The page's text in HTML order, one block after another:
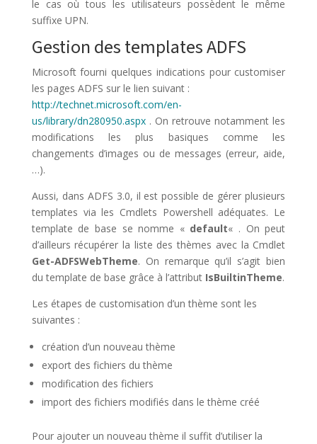
le cas où tous les utilisateurs possèdent le même
suffixe UPN.
Gestion des templates ADFS
Microsoft fourni quelques indications pour customiser
les pages ADFS sur le lien suivant :
http://technet.microsoft.com/en-
us/library/dn280950.aspx. On retrouve notamment les
modifications les plus basiques comme les
changements d’images ou de messages (erreur, aide,
…).
Aussi, dans ADFS 3.0, il est possible de gérer plusieurs
templates via les Cmdlets Powershell adéquates. Le
template de base se nomme « default« . On peut
d’ailleurs récupérer la liste des thèmes avec la Cmdlet
Get-ADFSWebTheme. On remarque qu’il s’agit bien
du template de base grâce à l’attribut IsBuiltinTheme.
Les étapes de customisation d’un thème sont les
suivantes :
création d’un nouveau thème
export des fichiers du thème
modification des fichiers
import des fichiers modifiés dans le thème créé
Pour ajouter un nouveau thème il suffit d’utiliser la